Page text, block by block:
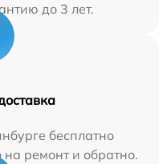
до 3 лет.
бесплатно
на ремонт и обратно.